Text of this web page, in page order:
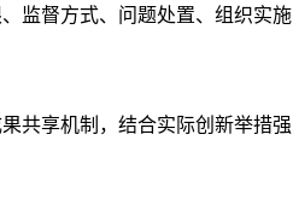
监督方式、问题处置、组织实施
共享机制，结合实际创新举措强